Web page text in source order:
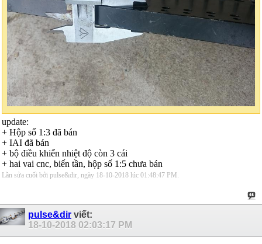
update:
+ Hộp số 1:3 đã bán
+ IAI đã bán
+ bộ điều khiển nhiệt độ còn 3 cái
+ hai vai cnc, biến tần, hộp số 1:5 chưa bán
Lần sửa cuối bởi pulse&dir, ngày 18-10-2018 lúc 01:48:47 PM .
pulse&dir viết:
18-10-2018 02:03:17 PM